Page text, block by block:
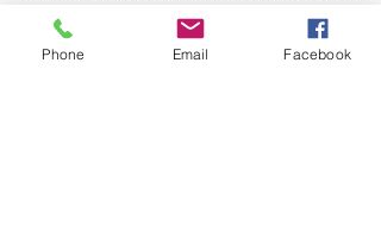
main, à la perfection du geste.
Phone Email Facebook